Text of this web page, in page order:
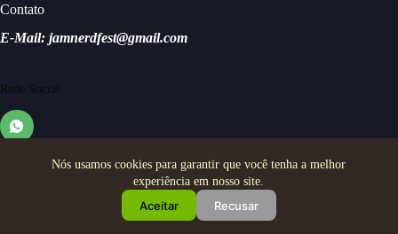
Nós usamos cookies para garantir que você tenha a melhor
experiência em nosso site.
Aceitar Recusar
Contato
E-Mail: jamnerdfest@gmail.com
Rede Social
Copyright © 2026 - Jam Nerd Festival - Todos os direitos